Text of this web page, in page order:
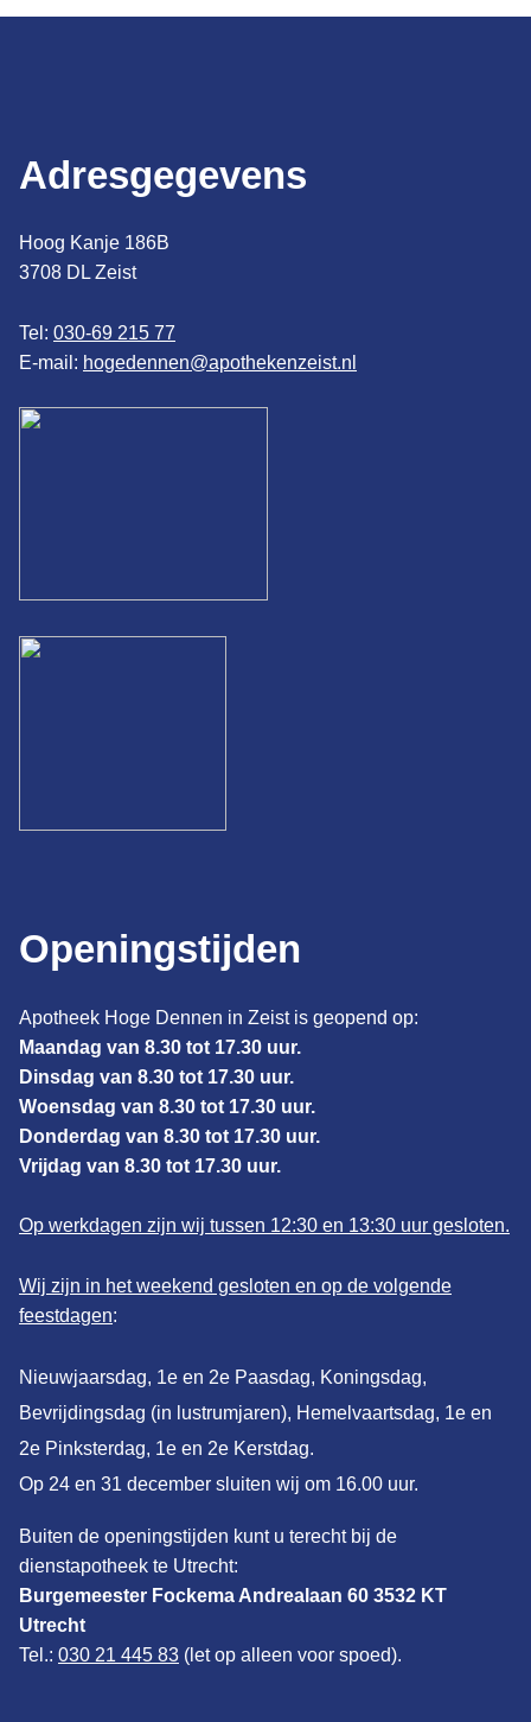
Adresgegevens
Hoog Kanje 186B
3708 DL Zeist
Tel: 030-69 215 77
E-mail: hogedennen@apothekenzeist.nl
Openingstijden
Apotheek Hoge Dennen in Zeist is geopend op:
Maandag van 8.30 tot 17.30 uur.
Dinsdag van 8.30 tot 17.30 uur.
Woensdag van 8.30 tot 17.30 uur.
Donderdag van 8.30 tot 17.30 uur.
Vrijdag van 8.30 tot 17.30 uur.
Op werkdagen zijn wij tussen 12:30 en 13:30 uur gesloten.
Wij zijn in het weekend gesloten en op de volgende
feestdagen:
Nieuwjaarsdag, 1e en 2e Paasdag, Koningsdag,
Bevrijdingsdag (in lustrumjaren), Hemelvaartsdag, 1e en
2e Pinksterdag, 1e en 2e Kerstdag.
Op 24 en 31 december sluiten wij om 16.00 uur.
Buiten de openingstijden kunt u terecht bij de
dienstapotheek te Utrecht:
Burgemeester Fockema Andrealaan 60 3532 KT
Utrecht
Tel.: 030 21 445 83 (let op alleen voor spoed).